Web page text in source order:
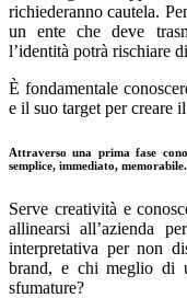
richiederanno cautela.
un ente che deve
l’identità potrà rischiare
È fondamentale
e il suo target per creare
Attraverso una prima fase
semplice, immediato,
Serve creatività e
allinearsi all’azienda
interpretativa per non
brand, e chi meglio di
sfumature?